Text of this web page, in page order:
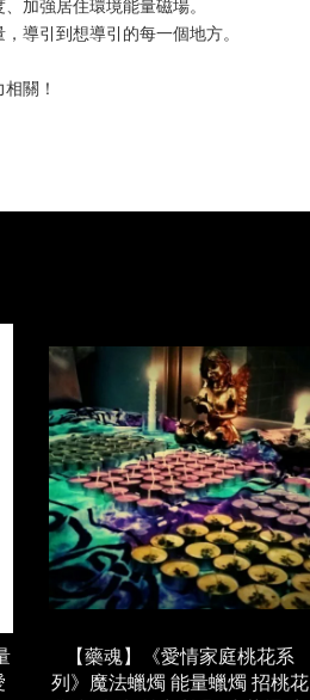
導引到想導引的每一個地方。
關！
【藥魂】《愛情家庭桃花系
列》魔法蠟燭 能量蠟燭 招桃花